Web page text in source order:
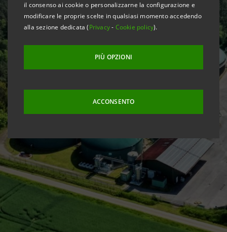
il consenso ai cookie o personalizzarne la configurazione e
modificare le proprie scelte in qualsiasi momento accedendo
alla sezione dedicata (Privacy- Cookie policy).
PIÙ OPZIONI
ACCONSENTO